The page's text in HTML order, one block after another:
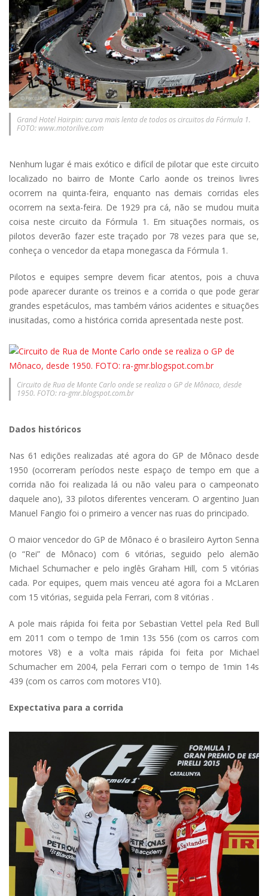
Grand Hotel Hairpin: curva mais lenta de todos os circuitos da Fórmula 1.
FOTO: www.motorilive.com
Nenhum lugar é mais exótico e difícil de pilotar que este circuito
localizado no bairro de Monte Carlo aonde os treinos livres
ocorrem na quinta-feira, enquanto nas demais corridas eles
ocorrem na sexta-feira. De 1929 pra cá, não se mudou muita
coisa neste circuito da Fórmula 1. Em situações normais, os
pilotos deverão fazer este traçado por 78 vezes para que se,
conheça o vencedor da etapa monegasca da Fórmula 1.
Pilotos e equipes sempre devem ficar atentos, pois a chuva
pode aparecer durante os treinos e a corrida o que pode gerar
grandes espetáculos, mas também vários acidentes e situações
inusitadas, como a histórica corrida apresentada neste post.
Circuito de Rua de Monte Carlo onde se realiza o GP de Mônaco, desde
1950. FOTO: ra-gmr.blogspot.com.br
Dados históricos
Nas 61 edições realizadas até agora do GP de Mônaco desde
1950 (ocorreram períodos neste espaço de tempo em que a
corrida não foi realizada lá ou não valeu para o campeonato
daquele ano), 33 pilotos diferentes venceram. O argentino Juan
Manuel Fangio foi o primeiro a vencer nas ruas do principado.
O maior vencedor do GP de Mônaco é o brasileiro Ayrton Senna
(o “Rei” de Mônaco) com 6 vitórias, seguido pelo alemão
Michael Schumacher e pelo inglês Graham Hill, com 5 vitórias
cada. Por equipes, quem mais venceu até agora foi a McLaren
com 15 vitórias, seguida pela Ferrari, com 8 vitórias .
A pole mais rápida foi feita por Sebastian Vettel pela Red Bull
em 2011 com o tempo de 1min 13s 556 (com os carros com
motores V8) e a volta mais rápida foi feita por Michael
Schumacher em 2004, pela Ferrari com o tempo de 1min 14s
439 (com os carros com motores V10).
Expectativa para a corrida